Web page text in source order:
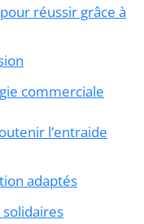
réussir grâce à
commerciale
l’entraide
adaptés